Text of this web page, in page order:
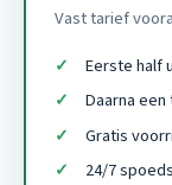
Vast tarief
Eerste half
Daarna
Gratis
24/7